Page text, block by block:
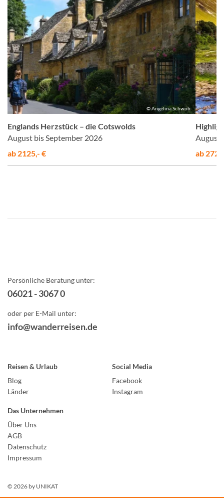
© Angelina Schwob
Englands Herzstück – die Cotswolds
August bis September 2026
ab 2125,- €
August
ab
Persönliche Beratung unter:
06021 - 3067 0
oder per E-Mail unter:
info@wanderreisen.de
Reisen & Urlaub
Blog
Länder
Social Media
Facebook
Instagram
Das Unternehmen
Über Uns
AGB
Datenschutz
Impressum
© 2026 by UNIKAT